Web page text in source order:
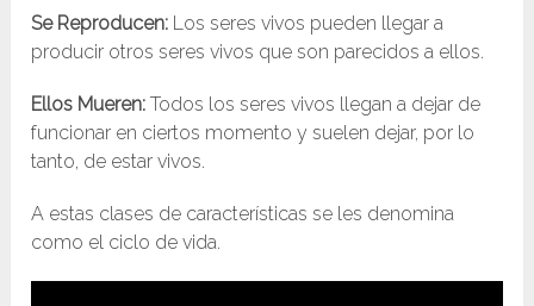
Se Reproducen: Los seres vivos pueden llegar a
producir otros seres vivos que son parecidos a ellos.
Ellos Mueren: Todos los seres vivos llegan a dejar de
funcionar en ciertos momento y suelen dejar, por lo
tanto, de estar vivos.
A estas clases de características se les denomina
como el ciclo de vida.